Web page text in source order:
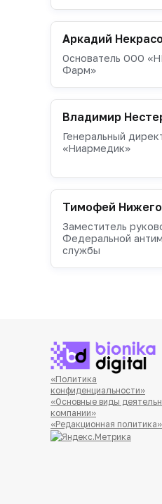
Аркадий
Основатель ООО
Фарм»
Владимир
Генеральный
«Ниармедик»
Тимофей
Заместитель
Федеральной
службы
«Политика
конфиденциальности»
«Основные виды
компании»
«Редакционная политика»